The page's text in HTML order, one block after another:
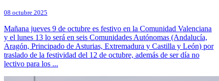
08 octubre 2025
Mañana jueves 9 de octubre es festivo en la Comunidad Valenciana
y el lunes 13 lo será en seis Comunidades Autónomas (Andalucía,
Aragón, Principado de Asturias, Extremadura y Castilla y León) por
traslado de la festividad del 12 de octubre, además de ser día no
lectivo para los ...